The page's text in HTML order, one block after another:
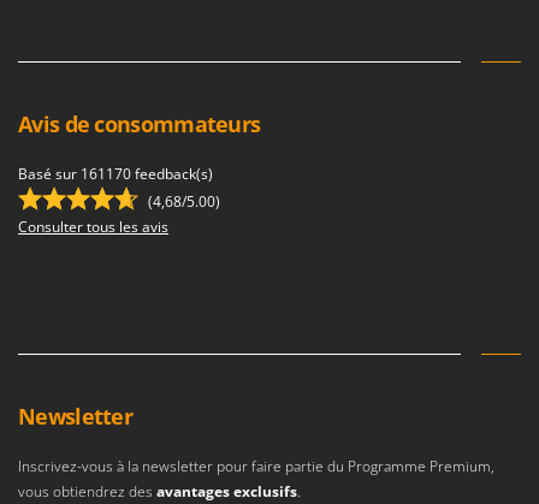
R
Rafraîchisseurs d'air par évaporation
Râpes à fromage électriques
Râteaux pour tracteur
Rouleaux pour tracteur
S
Scies à os
GVS
Hailo
Helvi
Henx
I
Il-Tec
Infaco
Avis de consommateurs
Basé sur 161170 feedback(s)
(4,68/5.00)
Consulter tous les avis
Newsletter
Inscrivez-vous à la newsletter pour faire partie du Programme Premium,
vous obtiendrez des avantages exclusifs.